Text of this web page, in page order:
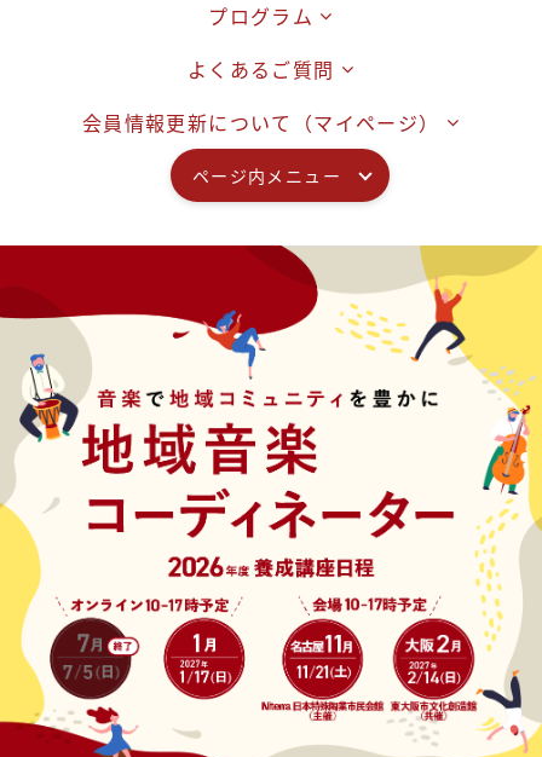
プログラム
よくあるご質問
会員情報更新について（マイページ）
ページ内メニュー